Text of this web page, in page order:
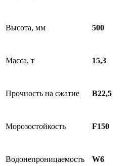
Высота, мм 500
Масса, т 15,3
Прочность на сжатие B22,5
Морозостойкость F150
Водонепроницаемость W6